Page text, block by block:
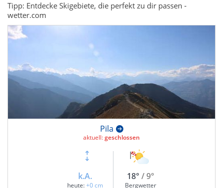
Tipp: Entdecke Skigebiete, die perfekt zu dir passen -
wetter.com
Pila
aktuell:geschlossen
k.A.
heute: +0 cm
18° / 9°
Bergwetter